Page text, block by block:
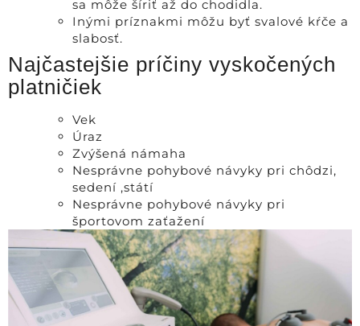
sa môže šíriť až do chodidla.
Inými príznakmi môžu byť svalové kŕče a
slabosť.
Najčastejšie príčiny vyskočených
platničiek
Vek
Úraz
Zvýšená námaha
Nesprávne pohybové návyky pri chôdzi,
sedení ,státí
Nesprávne pohybové návyky pri
športovom zaťažení